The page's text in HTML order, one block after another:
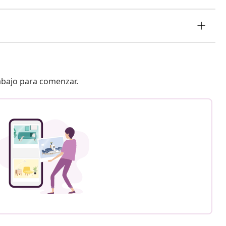
para comenzar.